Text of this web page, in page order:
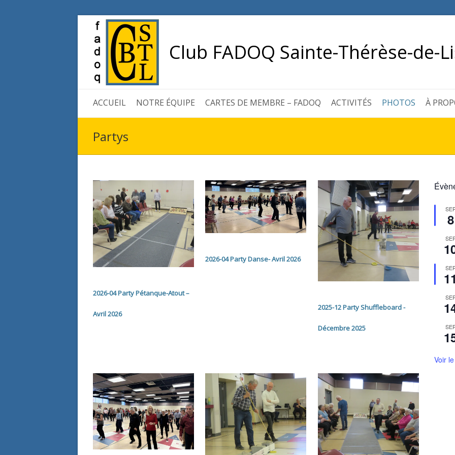
Club FADOQ Sainte-Thérèse-de-
ACCUEIL NOTRE ÉQUIPE CARTES DE MEMBRE – FADOQ ACTIVITÉS PHOTOS À
Partys
2026-04 Party Pétanque-Atout –
Avril 2026
2026-04 Party Danse- Avril 2026
2025-12 Party Shuffleboard -
Décembre 2025
8
11
Voir